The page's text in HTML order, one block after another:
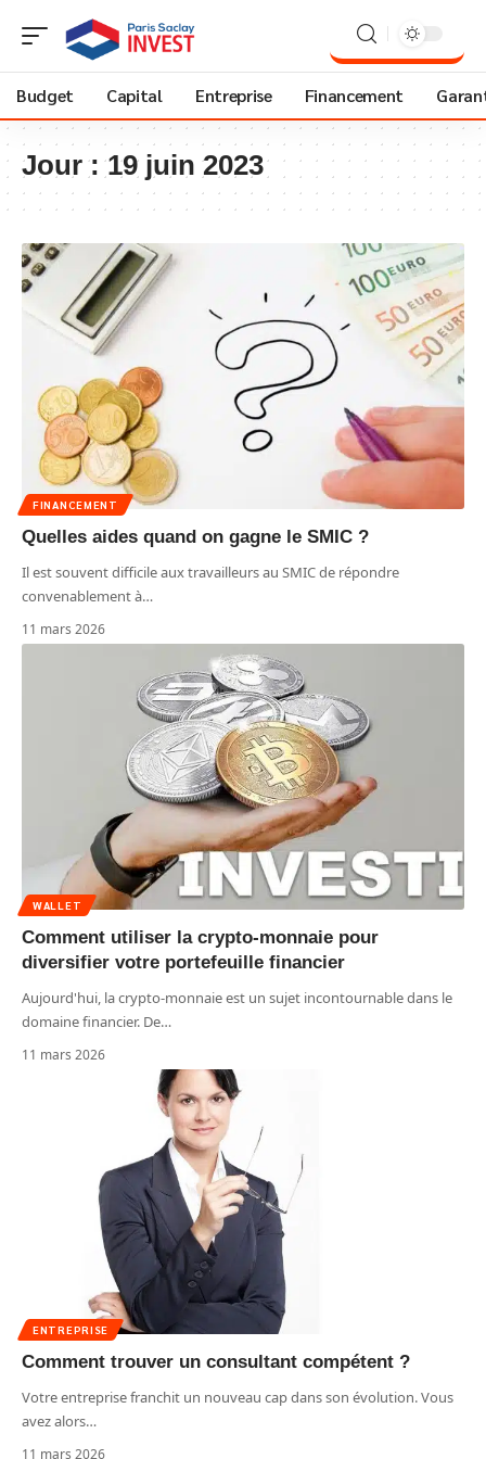
Budget Capital Entreprise Financement
Jour :19 juin 2023
FINANCEMENT
Quelles aides quand on gagne le SMIC ?
Il est souvent difficile aux travailleurs au SMIC de répondre
convenablement à…
11 mars 2026
WALLET
Comment utiliser la crypto-monnaie pour
diversifier votre portefeuille financier
Aujourd'hui, la crypto-monnaie est un sujet incontournable dans le
domaine financier. De…
11 mars 2026
ENTREPRISE
Comment trouver un consultant compétent ?
Votre entreprise franchit un nouveau cap dans son évolution. Vous
avez alors…
11 mars 2026